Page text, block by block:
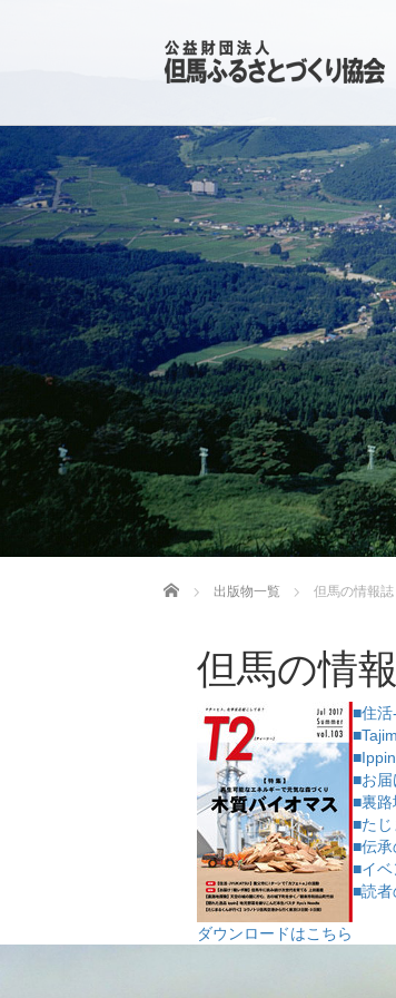
ホーム 出版物一覧 但馬の情報
但馬の情
■住
■お
■裏
■た
■伝
■イベ
■読者
ダウンロードはこちら